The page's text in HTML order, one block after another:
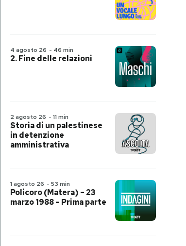
4 agosto 26 - 46 min
2. Fine delle relazioni
2 agosto 26 - 11 min
Storia di un palestinese
in detenzione
amministrativa
1 agosto 26 - 53 min
Policoro (Matera) – 23
marzo 1988 – Prima parte